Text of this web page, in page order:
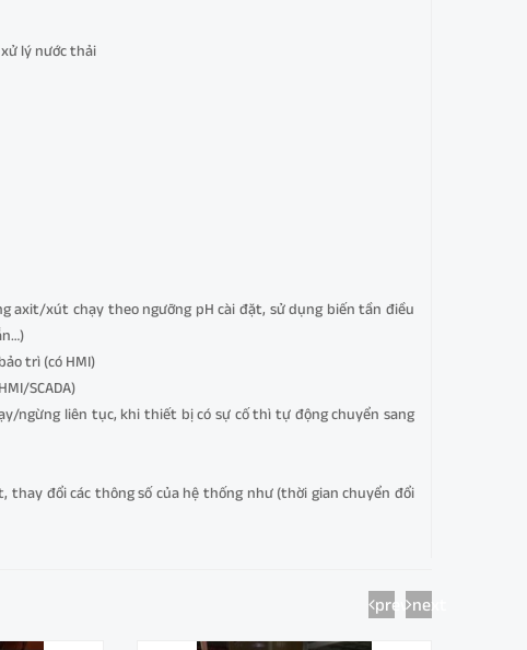
lý nước thải
axit/xút chạy theo ngưỡng pH cài đặt, sử dụng biến tần điều
trì (có HMI)
SCADA)
ngừng liên tục, khi thiết bị có sự cố thì tự động chuyển sang
thay đổi các thông số của hệ thống như (thời gian chuyển đổi
prev next